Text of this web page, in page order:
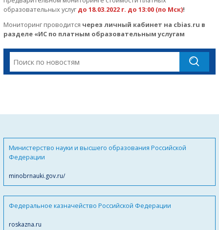
образовательных услуг до 18.03.2022 г. до 13:00 (по Мск)!
Мониторинг проводится через личный кабинет на cbias.ru в
разделе «ИС по платным образовательным услугам
Министерство науки и высшего образования Российской
Федерации
minobrnauki.gov.ru/
Федеральное казначейство Российской Федерации
roskazna.ru